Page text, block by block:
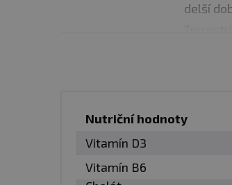
delší
Aditivum
Nutriční hodnoty
Vitamín D3
Vitamín B6